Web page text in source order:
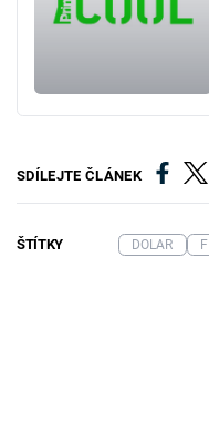
SDÍLEJTE ČLÁNEK
ŠTÍTKY DOLAR